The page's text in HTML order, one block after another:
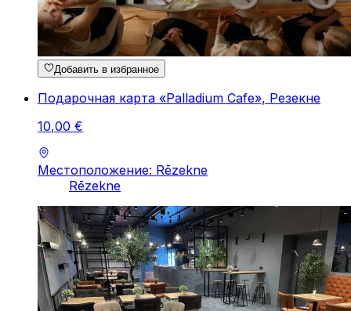
Добавить в избранное
Подарочная карта «Palladium Cafe», Резекне
10,00 €
Местоположение: Rēzekne
Rēzekne